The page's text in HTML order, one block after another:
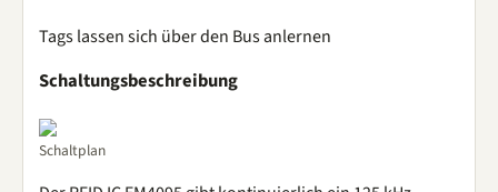
Tags lassen sich über den Bus anlernen
Schaltungsbeschreibung
Schaltplan